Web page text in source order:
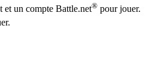
et un compte Battle.net® pour jouer.